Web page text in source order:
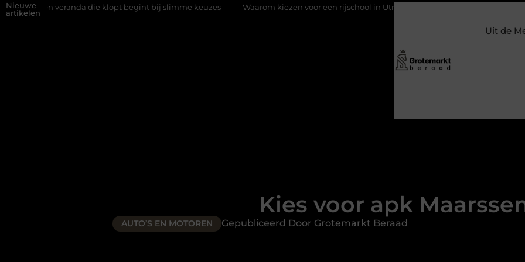
Nieuwe
artikelen
die klopt begint bij slimme keuzes Waarom kiezen voor een rijschool in Utrecht? Duurzaamheid verweven in de
Uit de
Kies voor apk
AUTO’S EN MOTOREN Gepubliceerd Door Grotemarkt Beraad